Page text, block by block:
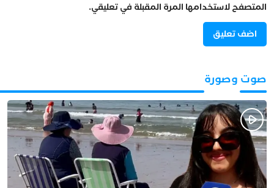
المتصفح لاستخدامها المرة المقبلة في تعليقي.
صوت وصورة